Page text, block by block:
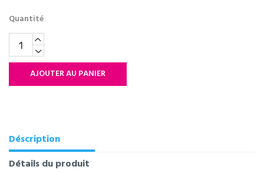
Quantité
AJOUTER AU PANIER
Déscription
Détails du produit